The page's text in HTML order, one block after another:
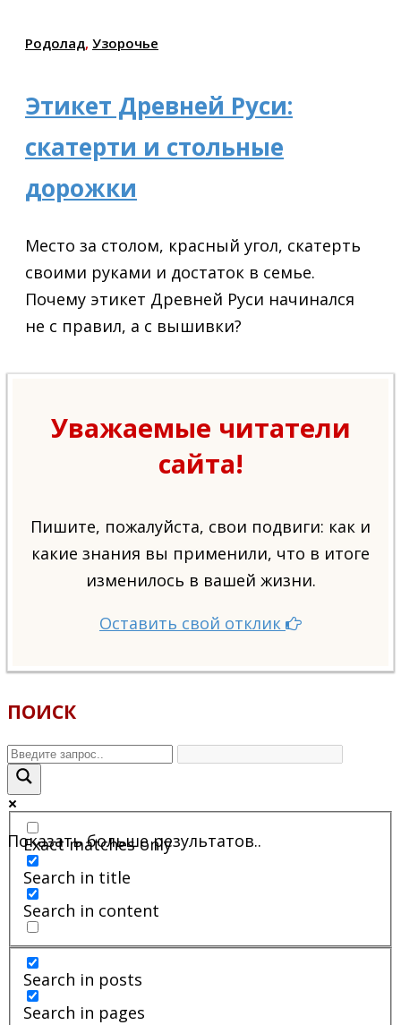
Родолад, Узорочье
Этикет Древней Руси:
скатерти и стольные
дорожки
Место за столом, красный угол, скатерть
своими руками и достаток в семье.
Почему этикет Древней Руси начинался
не с правил, а с вышивки?
Уважаемые читатели
сайта!
Пишите, пожалуйста, свои подвиги: как и
какие знания вы применили, что в итоге
изменилось в вашей жизни.
Оставить свой отклик
ПОИСК
Показать больше результатов..
Exact matches only
Search in title
Search in content
Search in posts
Search in pages